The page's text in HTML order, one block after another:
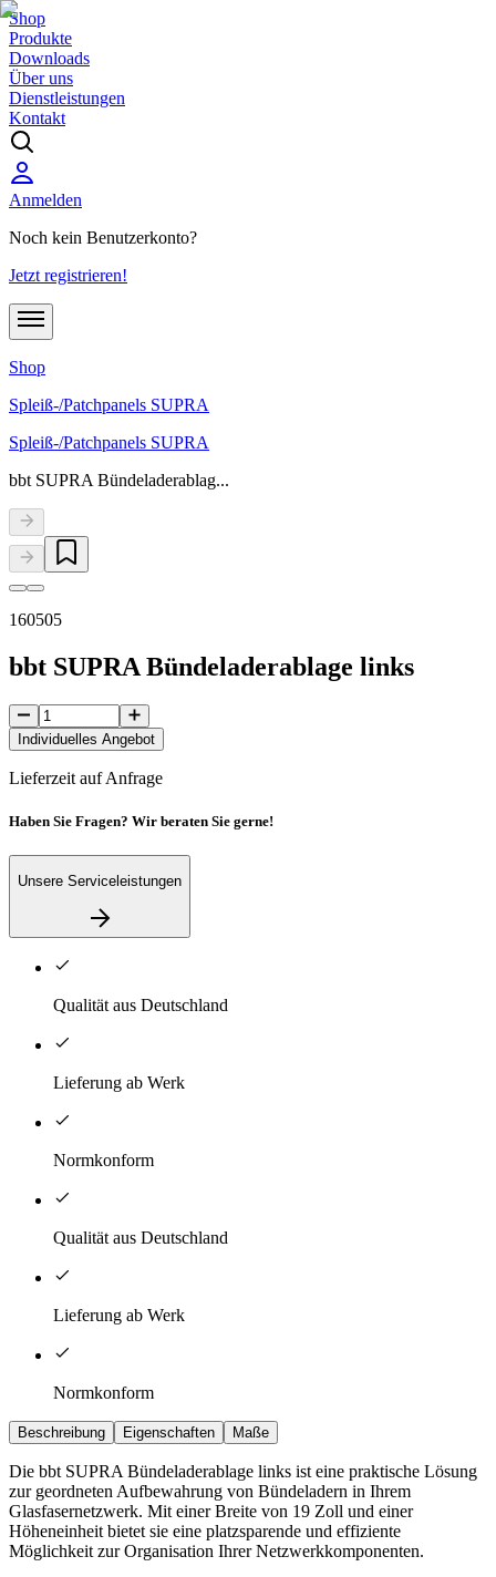
Shop
Produkte
Downloads
Über uns
Dienstleistungen
Kontakt
Anmelden
Noch kein Benutzerkonto?
Jetzt registrieren!
Shop
Spleiß-/Patchpanels SUPRA
Spleiß-/Patchpanels SUPRA
bbt SUPRA Bündeladerablag...
160505
bbt SUPRA Bündeladerablage links
Individuelles Angebot
Lieferzeit auf Anfrage
Haben Sie Fragen? Wir beraten Sie gerne!
Unsere Serviceleistungen
Qualität aus Deutschland
Lieferung ab Werk
Normkonform
Qualität aus Deutschland
Lieferung ab Werk
Normkonform
Beschreibung Eigenschaften Maße
Die bbt SUPRA Bündeladerablage links ist eine praktische Lösung
zur geordneten Aufbewahrung von Bündeladern in Ihrem
Glasfasernetzwerk. Mit einer Breite von 19 Zoll und einer
Höheneinheit bietet sie eine platzsparende und effiziente
Möglichkeit zur Organisation Ihrer Netzwerkkomponenten.